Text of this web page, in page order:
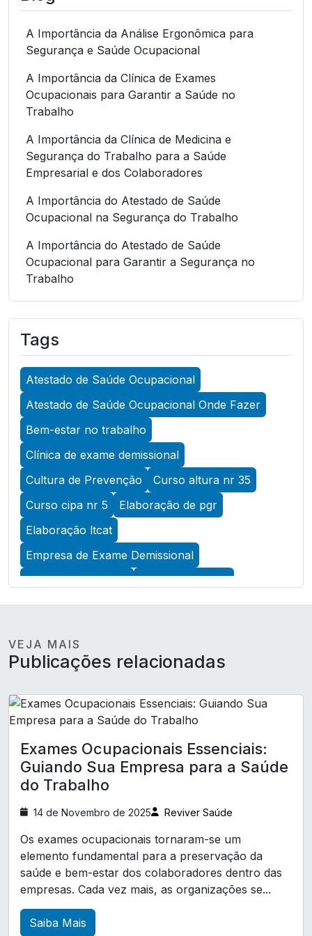
A Importância da Análise Ergonômica para
Segurança e Saúde Ocupacional
A Importância da Clínica de Exames
Ocupacionais para Garantir a Saúde no
Trabalho
A Importância da Clínica de Medicina e
Segurança do Trabalho para a Saúde
Empresarial e dos Colaboradores
A Importância do Atestado de Saúde
Ocupacional na Segurança do Trabalho
A Importância do Atestado de Saúde
Ocupacional para Garantir a Segurança no
Trabalho
A Importância do Atestado de Saúde
Ocupacional para Garantir a Segurança no
Trabalho
A Importância do Atestado de Saúde
Ocupacional para Promover a Segurança no
Trabalho
A Importância do Exame Admissional para
Garantir a Saúde Ocupacional Eficiente
A Importância do Exame ASO para Garantir a
Saúde Ocupacional Eficiente
A Importância do Exame de Acuidade Visual
para Manter a Saúde Ocular
A Importância do Exame de Retorno ao
Trabalho para Garantir a Saúde e Segurança
A Importância dos Exames Admissionais para
Garantir Saúde e Segurança no Ambiente de
A Importância dos Exames Complementares
para Manter a Saúde e o Bem-Estar
A Relevância da Clínica de Exames Demissionais
na Promoção da Segurança e Saúde
Ocupacional
A Relevância da Clínica de Medicina e Segurança
do Trabalho para Saúde e Bem-Estar no
Ambiente Corporativo
A Relevância do Atestado de Saúde Ocupacional
para Garantir a Segurança no Trabalho
A Relevância do Exame ASO para a Saúde
Tags
Atestado de Saúde Ocupacional
Atestado de Saúde Ocupacional Onde Fazer
Bem-estar no trabalho
Clínica de exame demissional
Cultura de Prevenção
Curso altura nr 35
Curso cipa nr 5
Elaboração de pgr
Elaboração ltcat
Empresa de Exame Demissional
Empresa de Pcmso
Empresa de SST
Empresa que faz exame admissional
Exame Periódico Empresa
Exame admissional para empresas
Exame de audiometria
Exame de eletrocardiograma
Exames complementares ocupacionais
Laudo técnico de insalubridade
Pcmso exames complementares
Perfil profissiográfico previdenciário ppp
Treinamento CIPA
VEJA MAIS
Publicações relacionadas
Exames Ocupacionais Essenciais:
Guiando Sua Empresa para a Saúde
do Trabalho
14 de Novembro de 2025 Reviver Saúde
Os exames ocupacionais tornaram-se um
elemento fundamental para a preservação da
saúde e bem-estar dos colaboradores dentro das
empresas. Cada vez mais, as organizações se...
Saiba Mais